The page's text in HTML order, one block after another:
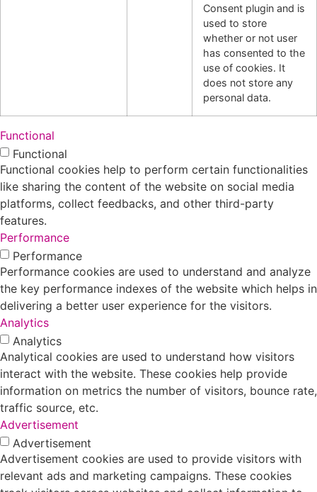
Consent plugin and is
used to store
whether or not user
has consented to the
use of cookies. It
does not store any
personal data.
Functional
Functional
Functional cookies help to perform certain functionalities
like sharing the content of the website on social media
platforms, collect feedbacks, and other third-party
features.
Performance
Performance
Performance cookies are used to understand and analyze
the key performance indexes of the website which helps in
delivering a better user experience for the visitors.
Analytics
Analytics
Analytical cookies are used to understand how visitors
interact with the website. These cookies help provide
information on metrics the number of visitors, bounce rate,
traffic source, etc.
Advertisement
Advertisement
Advertisement cookies are used to provide visitors with
relevant ads and marketing campaigns. These cookies